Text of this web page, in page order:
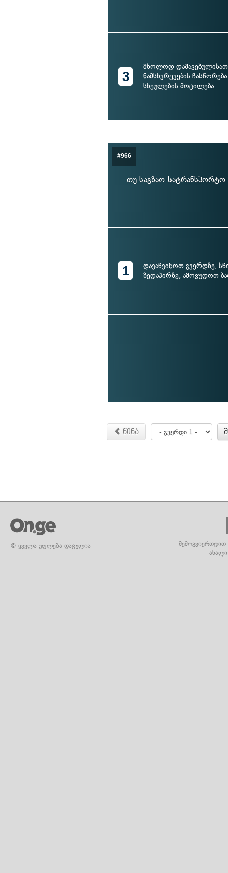
3
მხოლოდ
ნამსხვრევების
სხეულების მოცილება
#966
თუ საგზაო-სატრანსპორტო
1
დავაწვინოთ გვერდზე,
ზედაპირზე, ამოვუდოთ
წინა
© ყველა უფლება დაცულია
შემოგვიერთდით
ახალი